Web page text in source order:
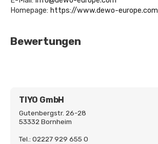
Homepage: https://www.dewo-europe.com
Bewertungen
TIYO GmbH
Gutenbergstr. 26-28
53332 Bornheim
Tel.: 02227 929 655 0